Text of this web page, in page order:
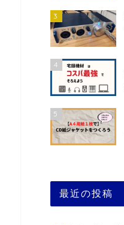
3
4
5
最近の投稿